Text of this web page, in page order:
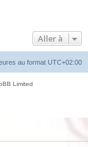
Aller à
au format UTC+02:00
Limited